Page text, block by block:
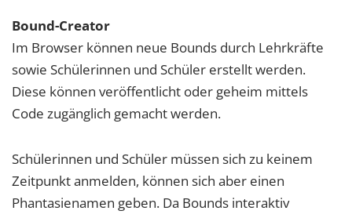
Bound-Creator
Im Browser können neue Bounds durch Lehrkräfte
sowie Schülerinnen und Schüler erstellt werden.
Diese können veröffentlicht oder geheim mittels
Code zugänglich gemacht werden.
Schülerinnen und Schüler müssen sich zu keinem
Zeitpunkt anmelden, können sich aber einen
Phantasienamen geben. Da Bounds interaktiv